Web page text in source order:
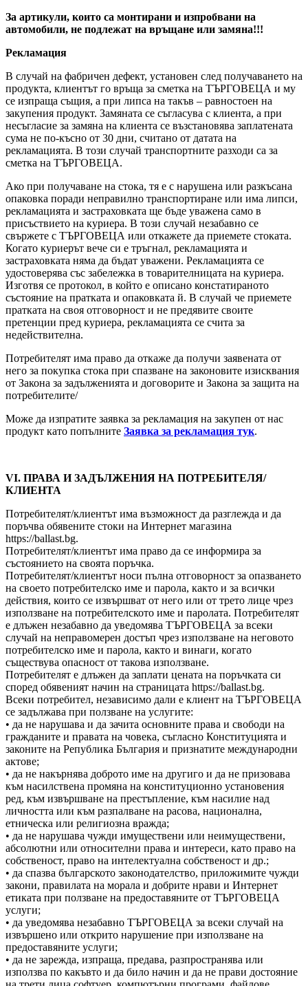
За артикули, които са монтирани и изпробвани на
автомобили, не подлежат на връщане или замяна!!!
Рекламация
В случай на фабричен дефект, установен след получаването на
продукта, клиентът го връща за сметка на ТЪРГОВЕЦА и му
се изпраща същия, а при липса на такъв – равностоен на
закупения продукт. Замяната се съгласува с клиента, а при
несъгласие за замяна на клиента се възстановява заплатената
сума не по-късно от 30 дни, считано от датата на
рекламацията. В този случай транспортните разходи са за
сметка на ТЪРГОВЕЦА.
Ако при получаване на стока, тя е с нарушена или разкъсана
опаковка поради неправилно транспортиране или има липси,
рекламацията и застраховката ще бъде уважена само в
присъствието на куриера. В този случай незабавно се
свържете с ТЪРГОВЕЦА или откажете да приемете стоката.
Когато куриерът вече си е тръгнал, рекламацията и
застраховката няма да бъдат уважени. Рекламацията се
удостоверява със забележка в товарителницата на куриера.
Изготвя се протокол, в който е описано констатираното
състояние на пратката и опаковката й. В случай че приемете
пратката на своя отговорност и не предявите своите
претенции пред куриера, рекламацията се счита за
недействителна.
Потребителят има право да откаже да получи заявената от
него за покупка стока при спазване на законовите изисквания
от Закона за задълженията и договорите и Закона за защита на
потребителите/
Може да изпратите заявка за рекламация на закупен от нас
продукт като попълните Заявка за рекламация тук.
VI. ПРАВА И ЗАДЪЛЖЕНИЯ НА ПОТРЕБИТЕЛЯ/
КЛИЕНТА
Потребителят/клиентът има възможност да разглежда и да
поръчва обявените стоки на Интернет магазина
https://ballast.bg.
Потребителят/клиентът има право да се информира за
състоянието на своята поръчка.
Потребителят/клиентът носи пълна отговорност за опазването
на своето потребителско име и парола, както и за всички
действия, които се извършват от него или от трето лице чрез
използване на потребителското име и паролата. Потребителят
е длъжен незабавно да уведомява ТЪРГОВЕЦА за всеки
случай на неправомерен достъп чрез използване на неговото
потребителско име и парола, както и винаги, когато
съществува опасност от такова използване.
Потребителят е длъжен да заплати цената на поръчката си
според обявеният начин на страницата https://ballast.bg.
Всеки потребител, независимо дали е клиент на ТЪРГОВЕЦА
се задължава при ползване на услугите:
• да не нарушава и да зачита основните права и свободи на
гражданите и правата на човека, съгласно Конституцията и
законите на Република България и признатите международни
актове;
• да не накърнява доброто име на другиго и да не призовава
към насилствена промяна на конституционно установения
ред, към извършване на престъпление, към насилие над
личността или към разпалване на расова, национална,
етническа или религиозна вражда;
• да не нарушава чужди имуществени или неимуществени,
абсолютни или относителни права и интереси, като право на
собственост, право на интелектуална собственост и др.;
• да спазва българското законодателство, приложимите чужди
закони, правилата на морала и добрите нрави и Интернет
етиката при ползване на предоставяните от ТЪРГОВЕЦА
услуги;
• да уведомява незабавно ТЪРГОВЕЦА за всеки случай на
извършено или открито нарушение при използване на
предоставяните услуги;
• да не зарежда, изпраща, предава, разпространява или
използва по какъвто и да било начин и да не прави достояние